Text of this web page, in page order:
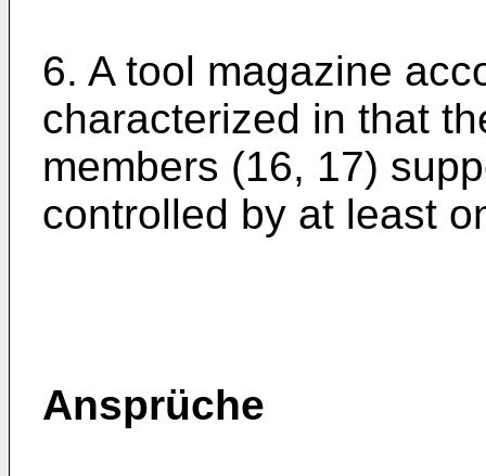
6. A tool magazine
characterized in that
members (16, 17)
controlled by at least
Ansprüche